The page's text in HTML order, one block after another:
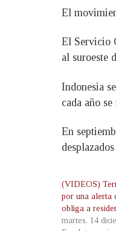
El
El Servicio
al suroeste
Indonesia
cada año
En
(VIDEOS)
por una alerta
obliga a
martes, 14